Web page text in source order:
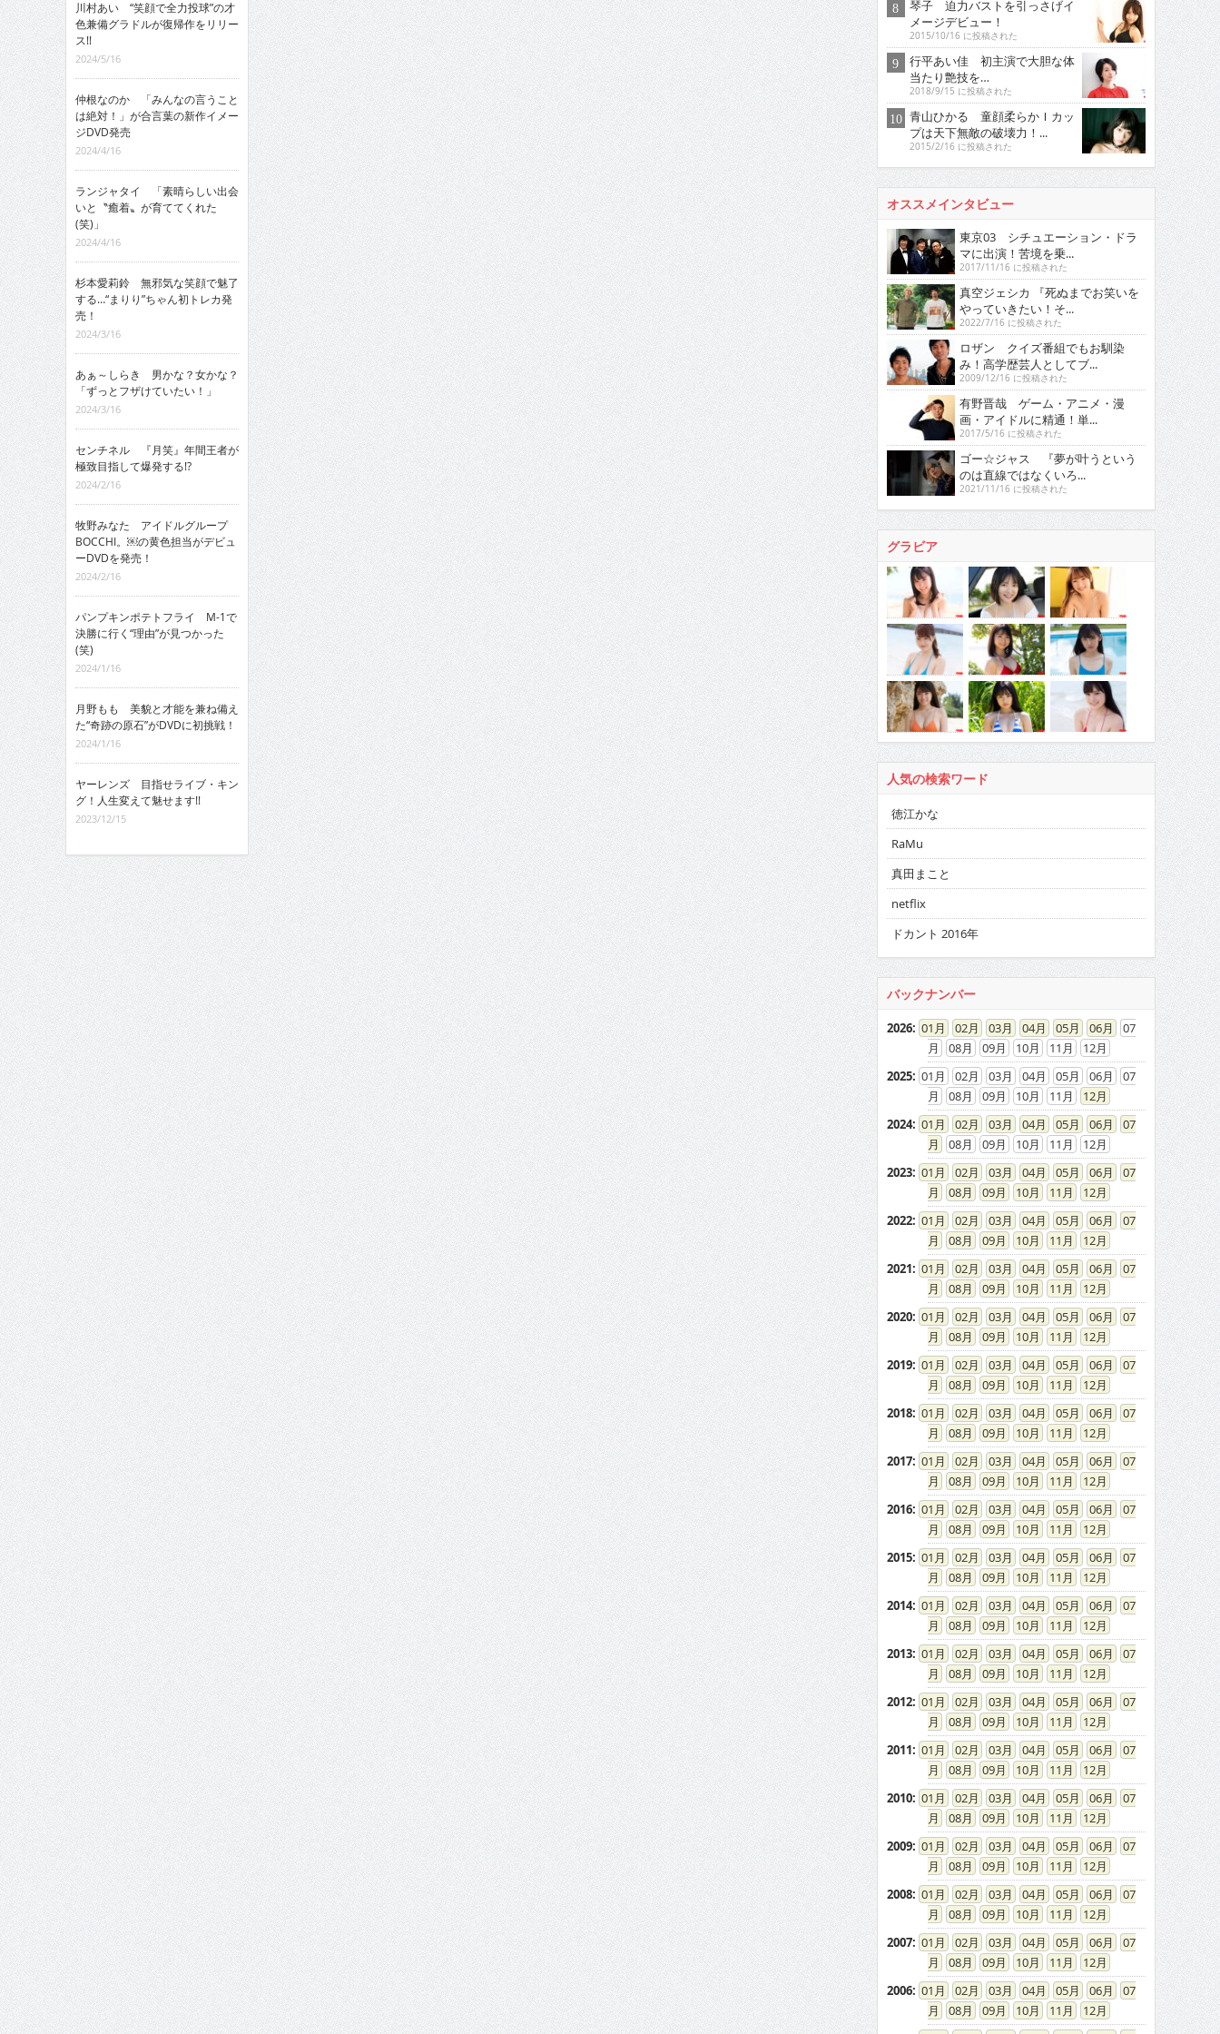
川村あい “笑顔で全力投球”の才
色兼備グラドルが復帰作をリリー
ス!!
2024/5/16
仲根なのか 「みんなの言うこと
は絶対！」が合言葉の新作イメー
ジDVD発売
2024/4/16
ランジャタイ 「素晴らしい出会
いと〝癒着〟が育ててくれた
(笑)」
2024/4/16
杉本愛莉鈴 無邪気な笑顔で魅了
する…“まりり”ちゃん初トレカ発
売！
2024/3/16
あぁ～しらき 男かな？女かな？
「ずっとフザけていたい！」
2024/3/16
センチネル 『月笑』年間王者が
極致目指して爆発する!?
2024/2/16
牧野みなた アイドルグループ
BOCCHI。￼の黄色担当がデビュ
ーDVDを発売！
2024/2/16
パンプキンポテトフライ M-1で
決勝に行く“理由”が見つかった
(笑)
2024/1/16
月野もも 美貌と才能を兼ね備え
た“奇跡の原石”がDVDに初挑戦！
2024/1/16
ヤーレンズ 目指せライブ・キン
グ！人生変えて魅せます!!
2023/12/15
琴子 迫力バストを引っさげイ
メージデビュー！
2015/10/16 に投稿された
行平あい佳 初主演で大胆な体
当たり艶技を…
2018/9/15 に投稿された
青山ひかる 童顔柔らかＩカッ
プは天下無敵の破壊力！...
2015/2/16 に投稿された
オススメインタビュー
東京03 シチュエーション・ドラ
マに出演！苦境を乗...
2017/11/16 に投稿された
真空ジェシカ 『死ぬまでお笑いを
やっていきたい！そ...
2022/7/16 に投稿された
ロザン クイズ番組でもお馴染
み！高学歴芸人としてブ...
2009/12/16 に投稿された
有野晋哉 ゲーム・アニメ・漫
画・アイドルに精通！単...
2017/5/16 に投稿された
ゴー☆ジャス 『夢が叶うという
のは直線ではなくいろ...
2021/11/16 に投稿された
グラビア
人気の検索ワード
徳江かな
RaMu
真田まこと
netflix
ドカント 2016年
バックナンバー
2026: 01 02 03 04 05 06
07
08
09 10 11
12
2025: 01 02 03 04 05 06
07
08
09 10 11
12
2024: 01 02 03 04 05 06
07
08
09 10 11
12
2023: 01 02 03 04 05 06
07
08
09 10 11
12
2022: 01 02 03 04 05 06
07
08
09 10 11
12
2021: 01 02 03 04 05 06
07
08
09 10 11
12
2020: 01 02 03 04 05 06
07
08
09 10 11
12
2019: 01 02 03 04 05 06
07
08
09 10 11
12
2018: 01 02 03 04 05 06
07
08
09 10 11
12
2017: 01 02 03 04 05 06
07
08
09 10 11
12
2016: 01 02 03 04 05 06
07
08
09 10 11
12
2015: 01 02 03 04 05 06
07
08
09 10 11
12
2014: 01 02 03 04 05 06
07
08
09 10 11
12
2013: 01 02 03 04 05 06
07
08
09 10 11
12
2012: 01 02 03 04 05 06
07
08
09 10 11
12
2011: 01 02 03 04 05 06
07
08
09 10 11
12
2010: 01 02 03 04 05 06
07
08
09 10 11
12
2009: 01 02 03 04 05 06
07
08
09 10 11
12
2008: 01 02 03 04 05 06
07
08
09 10 11
12
2007: 01 02 03 04 05 06
07
08
09 10 11
12
2006: 01 02 03 04 05 06
07
08
09 10 11
12